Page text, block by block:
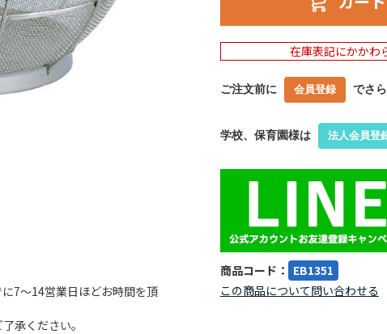
7～14営業日ほどお時間を頂
承ください。
在庫表記にかかわ
ご注文前に 会員登録 でさ
学校、保育園様は 法人会員登
商品コード： EB1351
この商品について問い合わせる